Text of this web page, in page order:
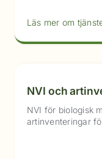
Läs mer om
NVI och
NVI för biologisk
artinventeringar